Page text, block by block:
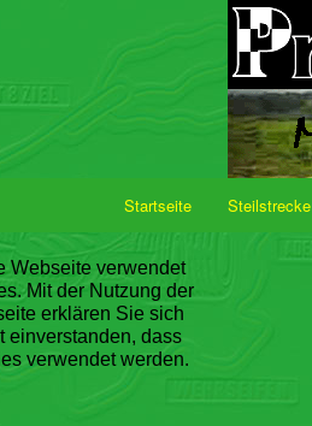
Startseite Steilstrecke
Webseite verwendet
Mit der Nutzung der
erklären Sie sich
einverstanden, dass
verwendet werden.